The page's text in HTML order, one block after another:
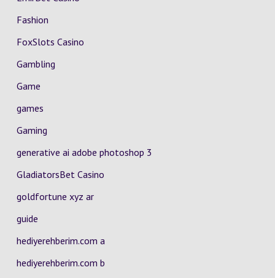
Fashion
FoxSlots Casino
Gambling
Game
games
Gaming
generative ai adobe photoshop 3
GladiatorsBet Casino
goldfortune xyz ar
guide
hediyerehberim.com a
hediyerehberim.com b